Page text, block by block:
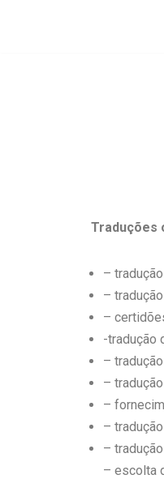
Traduções
–
–
–
-tradução
–
–
–
–
–
– escolta